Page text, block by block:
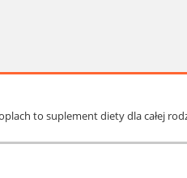
to suplement diety dla całej